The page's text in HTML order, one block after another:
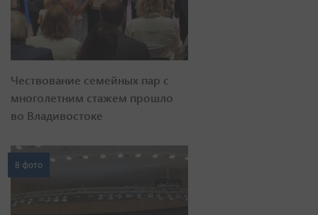
Чествование семейных пар с
многолетним стажем прошло
во Владивостоке
8 фото